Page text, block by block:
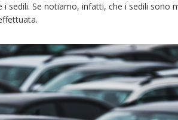
sedili. Se notiamo, infatti, che i sedili sono